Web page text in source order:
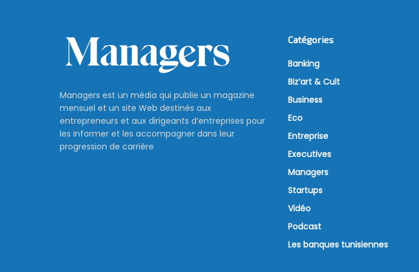
Managers est un média qui publie un magazine
mensuel et un site Web destinés aux
entrepreneurs et aux dirigeants d’entreprises pour
les informer et les accompagner dans leur
progression de carrière
Catégories
Banking
Biz’art & Cult
Business
Eco
Entreprise
Executives
Managers
Startups
Vidéo
Podcast
Les banques tunisiennes